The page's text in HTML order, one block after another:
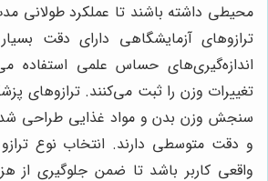
محیطی داشته باشند تا عملکرد طولانی
ترازوهای آزمایشگاهی دارای دقت
اندازه‌گیری‌های حساس علمی استفاده
تغییرات وزن را ثبت می‌کنند. ترازوهای
سنجش وزن بدن و مواد غذایی طراحی
و دقت متوسطی دارند. انتخاب نوع ترازو
واقعی کاربر باشد تا ضمن جلوگیری از